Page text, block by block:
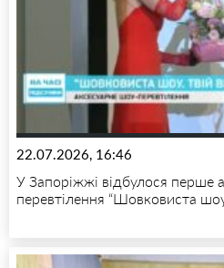
22.07.2026, 16:46
У Запоріжжі відбулося перше
перевтілення “Шовковиста